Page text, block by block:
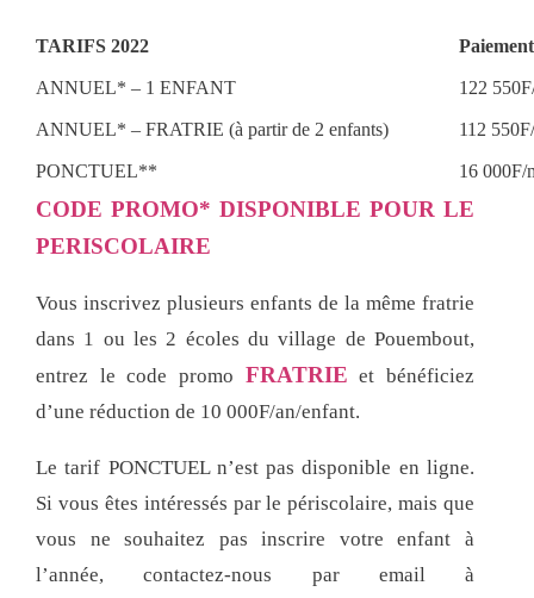
TARIFS 2022
ANNUEL* – 1 ENFANT 122
ANNUEL* – FRATRIE (à partir de 2 enfants) 112
PONCTUEL** 16 000F/
CODE PROMO* DISPONIBLE POUR LE
PERISCOLAIRE
Vous inscrivez plusieurs enfants de la même fratrie
dans 1 ou les 2 écoles du village de Pouembout,
entrez le code promo FRATRIE et bénéficiez
d’une réduction de 10 000F/an/enfant.
Le tarif PONCTUEL n’est pas disponible en ligne.
Si vous êtes intéressés par le périscolaire, mais que
vous ne souhaitez pas inscrire votre enfant à
l’année, contactez-nous par email à